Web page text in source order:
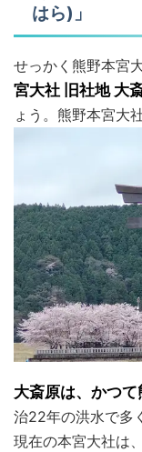
はら)」
せっかく熊野本宮
宮大社 旧社地 大
ょう。熊野本宮大
大斎原は、かつ
治22年の洪水で多
現在の本宮大社は